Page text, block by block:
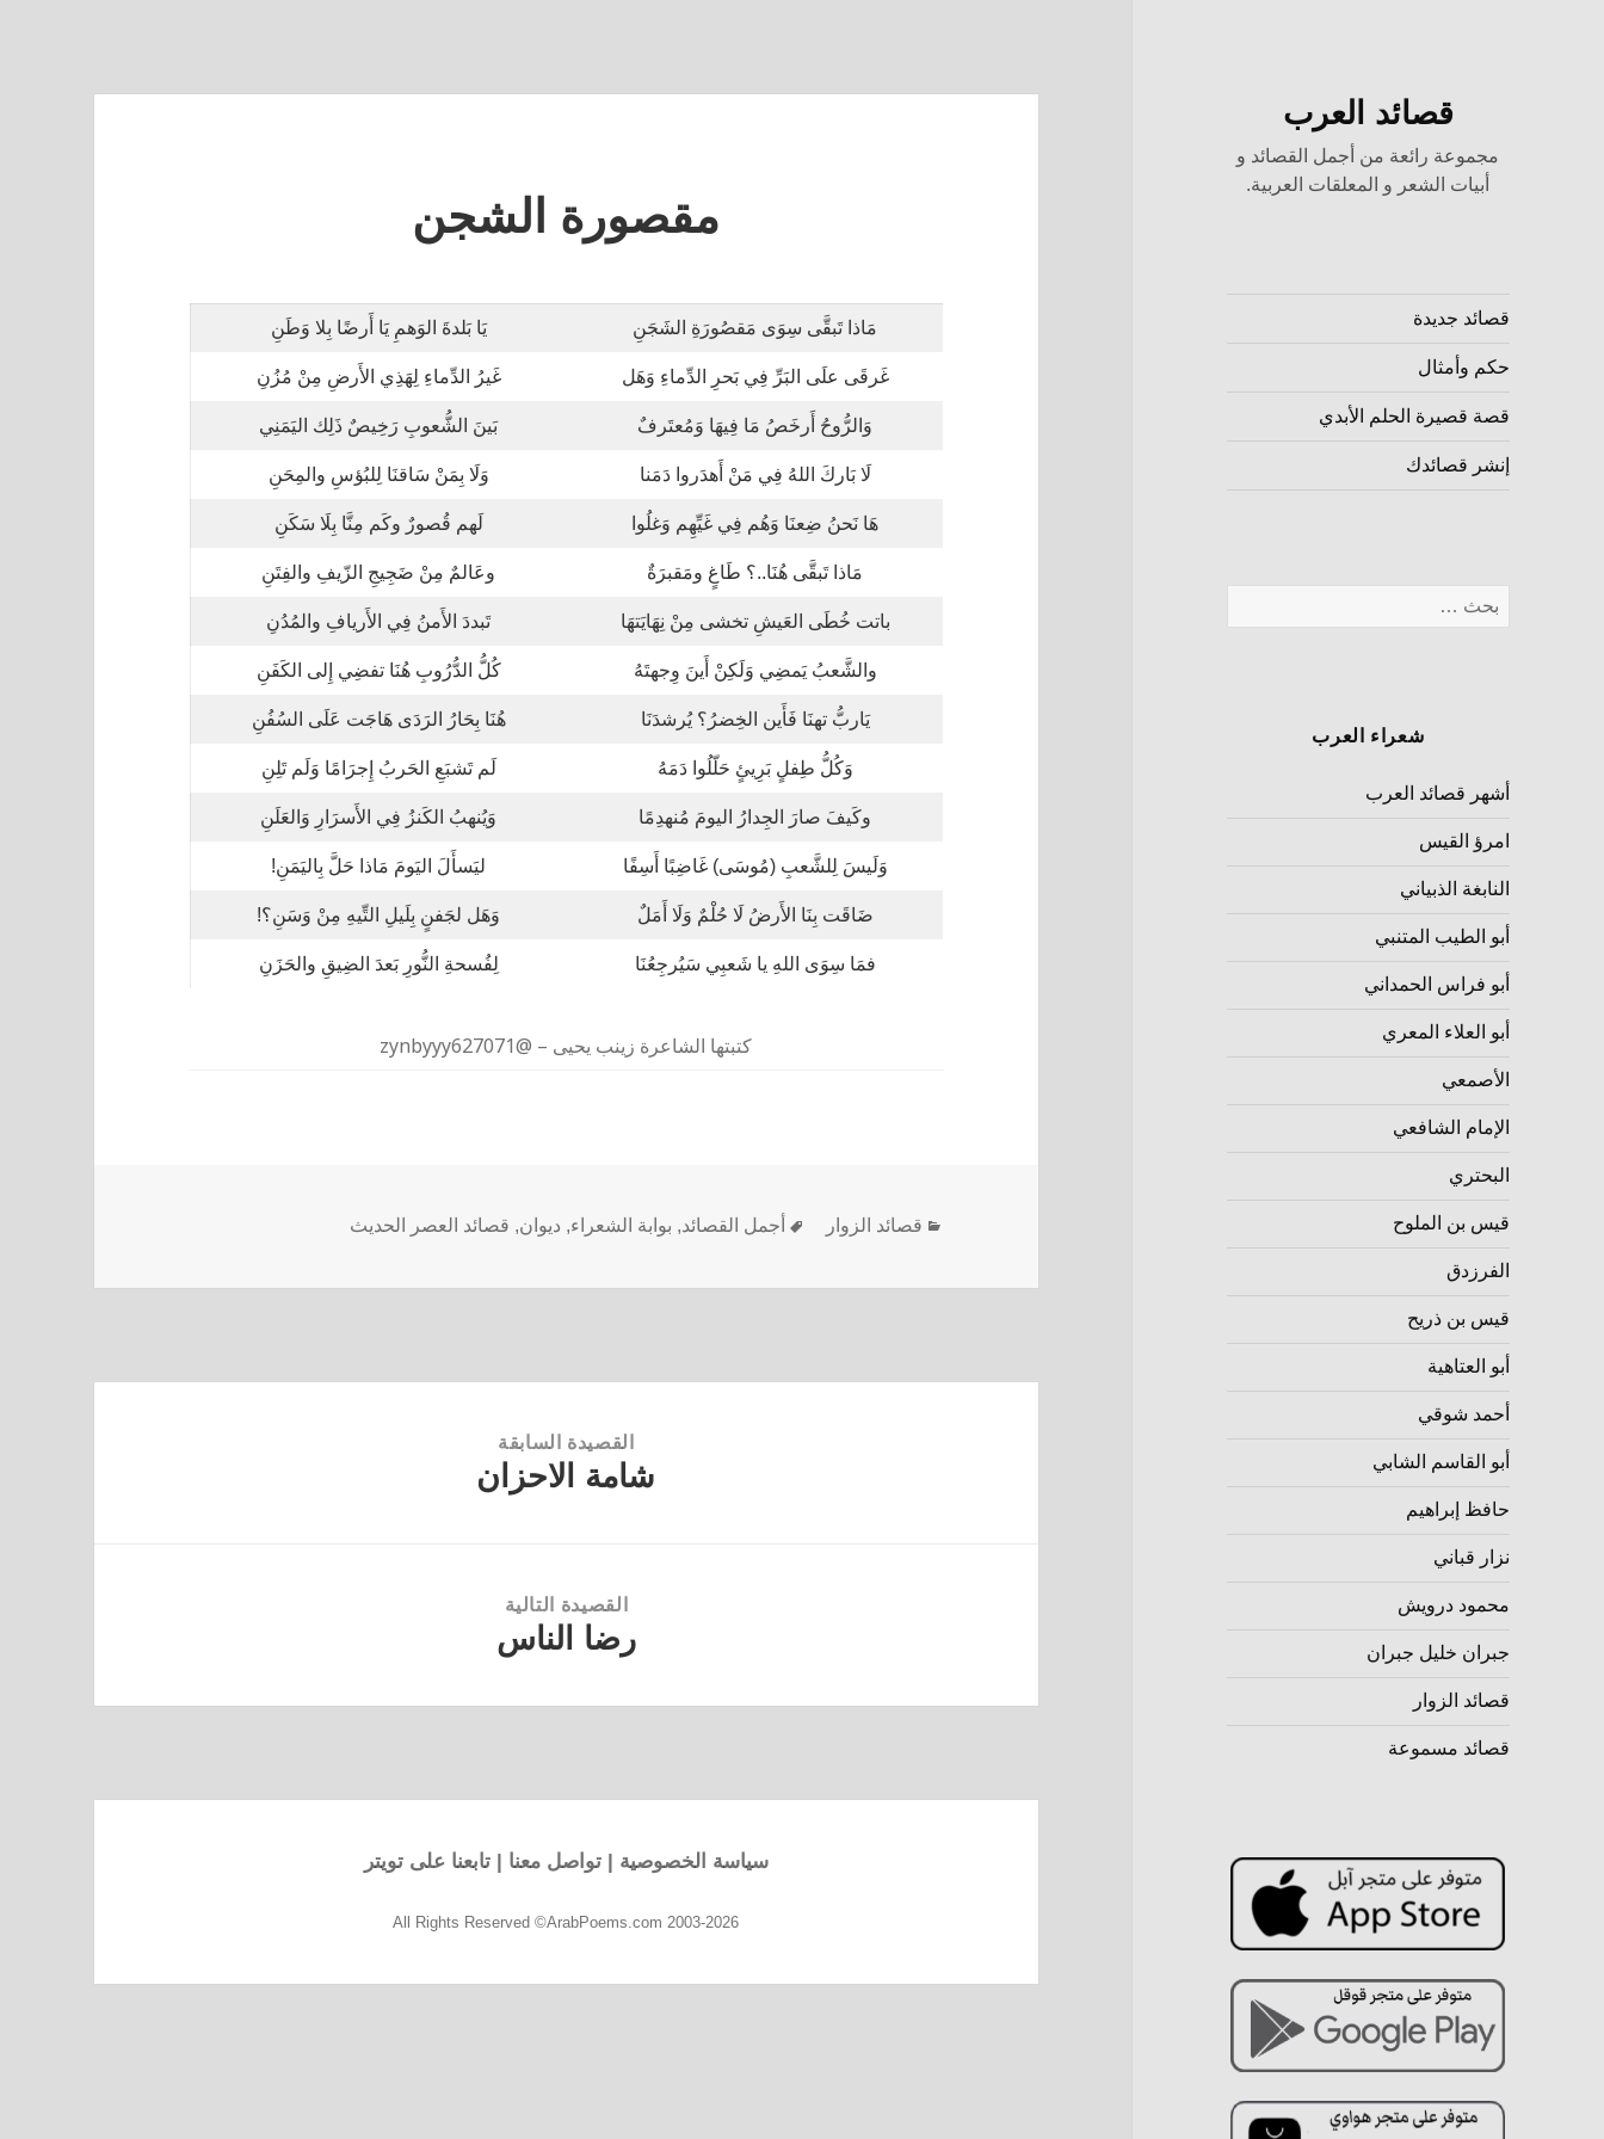
قصائد العرب
مجموعة رائعة من أجمل القصائد و
أبيات الشعر و المعلقات العربية.
قصائد جديدة
حكم وأمثال
قصة قصيرة الحلم الأبدي
إنشر قصائدك
شعراء العرب
أشهر قصائد العرب
امرؤ القيس
النابغة الذبياني
أبو الطيب المتنبي
أبو فراس الحمداني
أبو العلاء المعري
الأصمعي
الإمام الشافعي
البحتري
قيس بن الملوح
الفرزدق
قيس بن ذريح
أبو العتاهية
أحمد شوقي
أبو القاسم الشابي
حافظ إبراهيم
نزار قباني
محمود درويش
جبران خليل جبران
قصائد الزوار
قصائد مسموعة
مقصورة الشجن
مَاذا تَبقَّى سِوَى مَقصُورَةِ الشَجَنِ يَا بَلدةَ الوَهمِ يَا أَرضًا بِلا وَطَنِ
غَرقَى علَى البَرِّ فِي بَحرِ الدِّماءِ وَهَل غَيرُ الدِّماءِ لِهَذِي الأَرضِ مِنْ مُزُنِ
وَالرُّوحُ أَرخَصُ مَا فِيهَا وَمُعتَرفٌ بَينَ الشُّعوبِ رَخِيصٌ ذَلِك اليَمَنِي
لَا بَاركَ اللهُ فِي مَنْ أَهدَروا دَمَنا وَلَا بِمَنْ سَاقنَا لِلبُؤسِ والمِحَنِ
هَا نَحنُ ضِعنَا وَهُم فِي غَيِّهِم وَغلُوا لَهم قُصورٌ وكَم مِنَّا بِلَا سَكَنِ
مَاذا تَبقَّى هُنَا..؟ طَاغٍ ومَقبرَةٌ وعَالمٌ مِنْ ضَجِيجِ الزّيفِ والفِتَنِ
باتت خُطَى العَيشِ تخشى مِنْ نِهَايَتهَا تَبددَ الأَمنُ فِي الأَريافِ والمُدُنِ
والشَّعبُ يَمضِي وَلَكِنْ أَينَ وِجهتَهُ كُلُّ الدُّرُوبِ هُنَا تفضِي إِلى الكَفَنِ
يَاربُّ تهنَا فَأَين الخِضرُ؟ يُرشدَنَا هُنَا بِحَارُ الرَدَى هَاجَت عَلَى السُفُنِ
وَكُلُّ طِفلٍ بَرِيئٍ حَلّلُوا دَمَهُ لَم تَشبَعِ الحَربُ إِجرَامًا وَلَم تَلِنِ
وكَيفَ صارَ الجِدارُ اليومَ مُنهدِمًا وَيُنهبُ الكَنزُ فِي الأَسرَارِ وَالعَلَنِ
وَلَيسَ لِلشَّعبِ (مُوسَى) غَاضِبًا أَسِفًا ليَسأَلَ اليَومَ مَاذا حَلَّ بِاليَمَنِ!
ضَاقَت بِنَا الأَرضُ لَا حُلْمٌ وَلَا أَمَلٌ وَهَل لجَفنٍ بِلَيلِ التِّيهِ مِنْ وَسَنِ؟!
فمَا سِوَى اللهِ يا شَعبِي سَيُرجِعُنَا لِفُسحةِ النُّورِ بَعدَ الضِيقِ والحَزَنِ
كتبتها الشاعرة زينب يحيى – @zynbyyy627071
قصائد الزوار أجمل القصائد, بوابة الشعراء, ديوان, قصائد العصر الحديث
القصيدة السابقة
شامة الاحزان
القصيدة التالية
رضا الناس
سياسة الخصوصية |تواصل معنا |تابعنا على تويتر
All Rights Reserved ©ArabPoems.com 2003-2026